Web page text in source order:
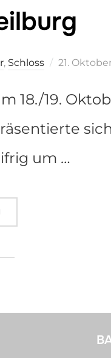
, Schloss 21.
18./19.
um …
AUF DEN